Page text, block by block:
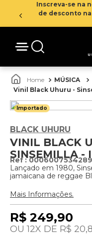
Inscreva-se na
de desconto
MÚSICA
Vinil Black Uhuru -
Importado
BLACK UHURU
VINIL BLACK
SINSEMILLA -
:
Lançado em 1980,
jamaicana de reggae
Mais Informações.
R$ 249,90
12 R$ 20,